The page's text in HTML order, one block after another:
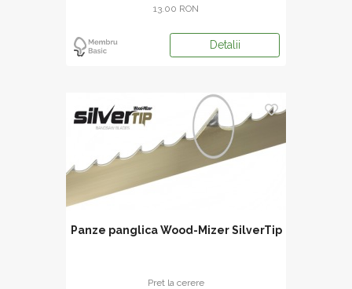
13.00 RON
Detalii
Panze panglica Wood-Mizer SilverTip
Pret la cerere